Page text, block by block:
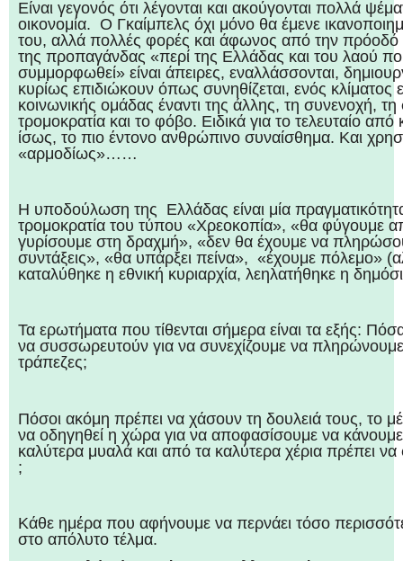
Είναι γεγονός ότι λέγονται και ακούγονται πολλά
οικονομία. Ο Γκαίμπελς όχι μόνο θα έμενε
του, αλλά πολλές φορές και άφωνος από την
της προπαγάνδας «περί της Ελλάδας και του λαού
συμμορφωθεί» είναι άπειρες, εναλλάσσονται,
κυρίως επιδιώκουν όπως συνηθίζεται, ενός κλίματος
κοινωνικής ομάδας έναντι της άλλης, τη συνενοχή,
τρομοκρατία και το φόβο. Ειδικά για το τελευταίο
ίσως, το πιο έντονο ανθρώπινο συναίσθημα. Και
«αρμοδίως»……
Η υποδούλωση της Ελλάδας είναι μία
τρομοκρατία του τύπου «Χρεοκοπία», «θα φύγουμε
γυρίσουμε στη δραχμή», «δεν θα έχουμε να
συντάξεις», «θα υπάρξει πείνα», «έχουμε πόλεμο»
καταλύθηκε η εθνική κυριαρχία, λεηλατήθηκε η
Τα ερωτήματα που τίθενται σήμερα είναι τα εξής:
να συσσωρευτούν για να συνεχίζουμε να πληρώνουμε
τράπεζες;
Πόσοι ακόμη πρέπει να χάσουν τη δουλειά τους, το
να οδηγηθεί η χώρα για να αποφασίσουμε να
καλύτερα μυαλά και από τα καλύτερα χέρια πρέπει
;
Κάθε ημέρα που αφήνουμε να περνάει τόσο
στο απόλυτο τέλμα.